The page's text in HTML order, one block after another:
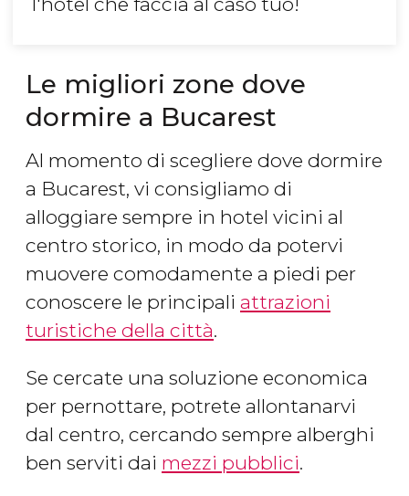
Le migliori zone dove
dormire a Bucarest
Al momento di scegliere dove dormire
a Bucarest, vi consigliamo di
alloggiare sempre in hotel vicini al
centro storico, in modo da potervi
muovere comodamente a piedi per
conoscere le principali attrazioni
turistiche della città.
Se cercate una soluzione economica
per pernottare, potrete allontanarvi
dal centro, cercando sempre alberghi
ben serviti dai mezzi pubblici.